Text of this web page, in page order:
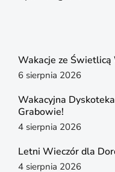
Wakacje ze
6 sierpnia 2026
Wakacyjna
Grabowie!
4 sierpnia 2026
Letni Wieczór dla
4 sierpnia 2026